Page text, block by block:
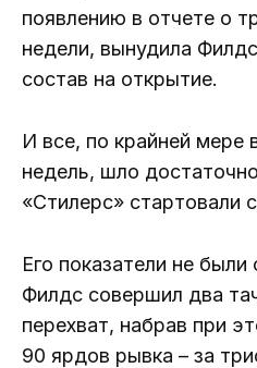
появлению в отчете о
недели, вынудила
состав на открытие.
И все, по крайней мере
недель, шло
«Стилерс» стартовали
Его показатели не
Филдс совершил два
перехват, набрав при
90 ярдов рывка – за